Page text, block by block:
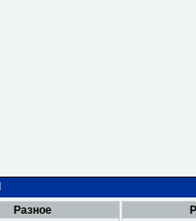
Разное